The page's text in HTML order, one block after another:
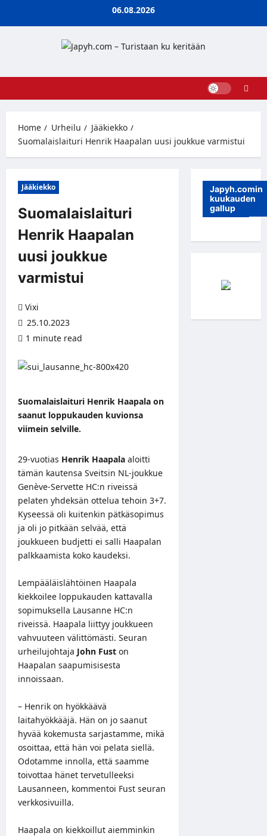
06.08.2026
Home Urheilu
Jääkiekko
Suomalaislaituri Henrik Haapalan uusi joukkue varmistui
Jääkiekko
Suomalaislaituri
Henrik Haapalan
uusi joukkue
varmistui
Vixi
25.10.2023
1 minute read
Suomalaislaituri Henrik Haapala on
saanut loppukauden kuvionsa
viimein selville.
29-vuotias Henrik Haapala aloitti
tämän kautensa Sveitsin NL-joukkue
Genève-Servette HC:n riveissä
pelaten yhdeksän ottelua tehoin 3+7.
Kyseessä oli kuitenkin pätkäsopimus
ja oli jo pitkään selvää, että
joukkueen budjetti ei salli Haapalan
palkkaamista koko kaudeksi.
Lempääläislähtöinen Haapala
kiekkoilee loppukauden kattavalla
sopimuksella Lausanne HC:n
riveissä. Haapala liittyy joukkueen
vahvuuteen välittömästi. Seuran
urheilujohtaja John Fust on
Haapalan saapumisisesta
innoissaan.
– Henrik on hyökkäävä
laitahyökkääjä. Hän on jo saanut
hyvää kokemusta sarjastamme, mikä
osoittaa, että hän voi pelata siellä.
Odotamme innolla, että saamme
toivottaa hänet tervetulleeksi
Lausanneen, kommentoi Fust seuran
verkkosivuilla.
Haapala on kiekkoillut aiemminkin
Japyh.comin
kuukauden
gallup